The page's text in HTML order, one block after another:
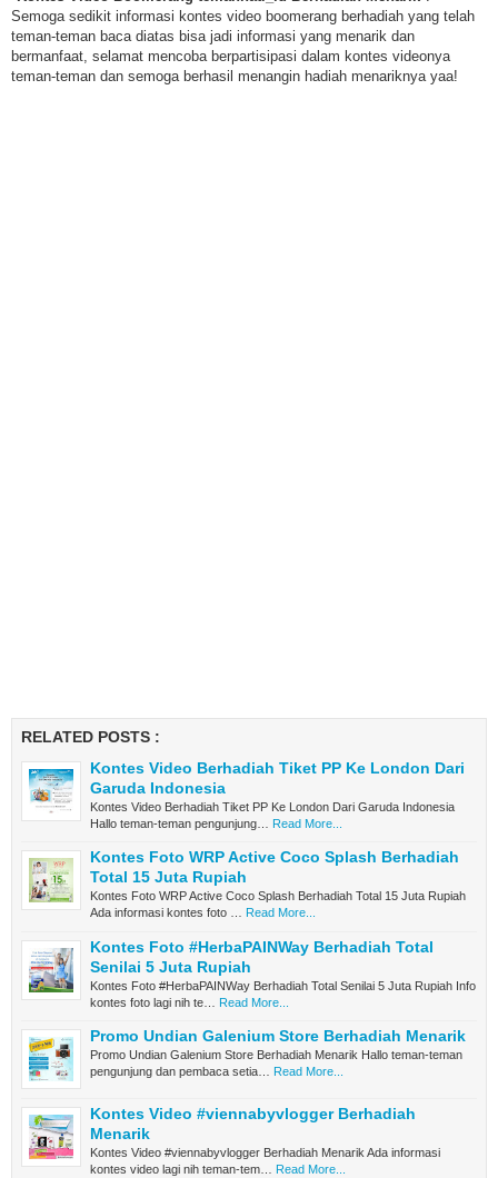
Semoga sedikit informasi kontes video boomerang berhadiah yang telah
teman-teman baca diatas bisa jadi informasi yang menarik dan
bermanfaat, selamat mencoba berpartisipasi dalam kontes videonya
teman-teman dan semoga berhasil menangin hadiah menariknya yaa!
RELATED POSTS :
Kontes Video Berhadiah Tiket PP Ke London Dari
Garuda Indonesia
Kontes Video Berhadiah Tiket PP Ke London Dari Garuda Indonesia
Hallo teman-teman pengunjung…
Read More...
Kontes Foto WRP Active Coco Splash Berhadiah
Total 15 Juta Rupiah
Kontes Foto WRP Active Coco Splash Berhadiah Total 15 Juta Rupiah
Ada informasi kontes foto … Read More...
Kontes Foto #HerbaPAINWay Berhadiah Total
Senilai 5 Juta Rupiah
Kontes Foto #HerbaPAINWay Berhadiah Total Senilai 5 Juta Rupiah Info
kontes foto lagi nih te…
Read More...
Promo Undian Galenium Store Berhadiah Menarik
Promo Undian Galenium Store Berhadiah Menarik Hallo teman-teman
pengunjung dan pembaca setia…
Read More...
Kontes Video #viennabyvlogger Berhadiah
Menarik
Kontes Video #viennabyvlogger Berhadiah Menarik Ada informasi
kontes video lagi nih teman-tem…
Read More...